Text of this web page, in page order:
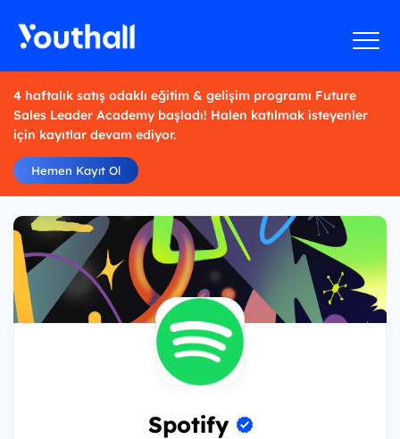
4 haftalık satış odaklı eğitim & gelişim programı Future
Sales Leader Academy başladı! Halen katılmak isteyenler
için kayıtlar devam ediyor.
Hemen Kayıt Ol
Spotify